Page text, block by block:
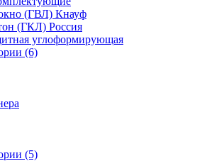
(ГВЛ) Кнауф
(ГКЛ) Россия
углоформирующая
(6)
(5)